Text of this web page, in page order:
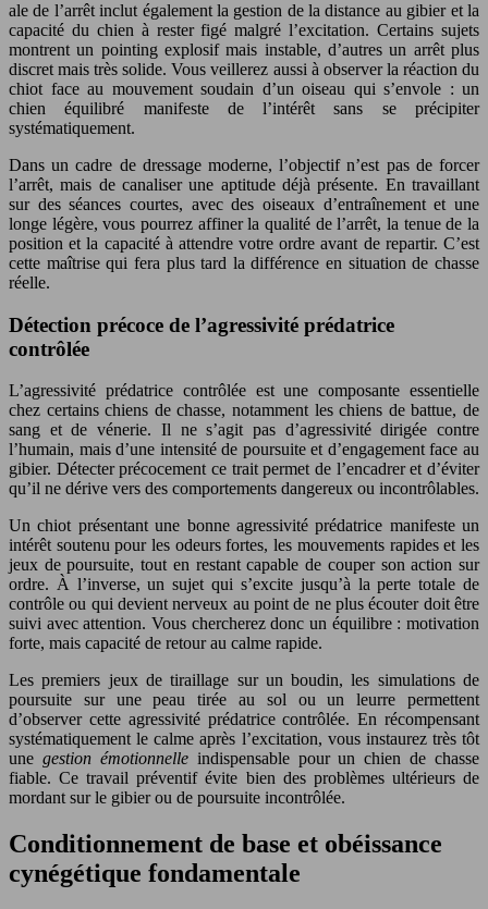
ale de l’arrêt inclut également la gestion de la distance au gibier et la
capacité du chien à rester figé malgré l’excitation. Certains sujets
montrent un pointing explosif mais instable, d’autres un arrêt plus
discret mais très solide. Vous veillerez aussi à observer la réaction du
chiot face au mouvement soudain d’un oiseau qui s’envole : un
chien équilibré manifeste de l’intérêt sans se précipiter
systématiquement.
Dans un cadre de dressage moderne, l’objectif n’est pas de forcer
l’arrêt, mais de canaliser une aptitude déjà présente. En travaillant
sur des séances courtes, avec des oiseaux d’entraînement et une
longe légère, vous pourrez affiner la qualité de l’arrêt, la tenue de la
position et la capacité à attendre votre ordre avant de repartir. C’est
cette maîtrise qui fera plus tard la différence en situation de chasse
réelle.
Détection précoce de l’agressivité prédatrice
contrôlée
L’agressivité prédatrice contrôlée est une composante essentielle
chez certains chiens de chasse, notamment les chiens de battue, de
sang et de vénerie. Il ne s’agit pas d’agressivité dirigée contre
l’humain, mais d’une intensité de poursuite et d’engagement face au
gibier. Détecter précocement ce trait permet de l’encadrer et d’éviter
qu’il ne dérive vers des comportements dangereux ou incontrôlables.
Un chiot présentant une bonne agressivité prédatrice manifeste un
intérêt soutenu pour les odeurs fortes, les mouvements rapides et les
jeux de poursuite, tout en restant capable de couper son action sur
ordre. À l’inverse, un sujet qui s’excite jusqu’à la perte totale de
contrôle ou qui devient nerveux au point de ne plus écouter doit être
suivi avec attention. Vous chercherez donc un équilibre : motivation
forte, mais capacité de retour au calme rapide.
Les premiers jeux de tiraillage sur un boudin, les simulations de
poursuite sur une peau tirée au sol ou un leurre permettent
d’observer cette agressivité prédatrice contrôlée. En récompensant
systématiquement le calme après l’excitation, vous instaurez très tôt
une gestion émotionnelleindispensable pour un chien de chasse
fiable. Ce travail préventif évite bien des problèmes ultérieurs de
mordant sur le gibier ou de poursuite incontrôlée.
Conditionnement de base et obéissance
cynégétique fondamentale